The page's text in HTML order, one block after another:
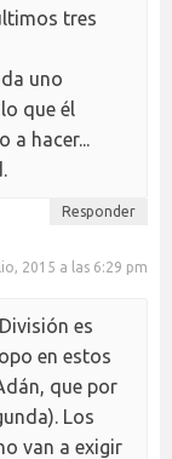
tres
uno
que él
a hacer...
Responder
2015 a las 6:29 pm
es
en estos
que por
Los
van a exigir